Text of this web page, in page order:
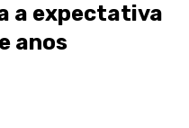
a expectativa
anos